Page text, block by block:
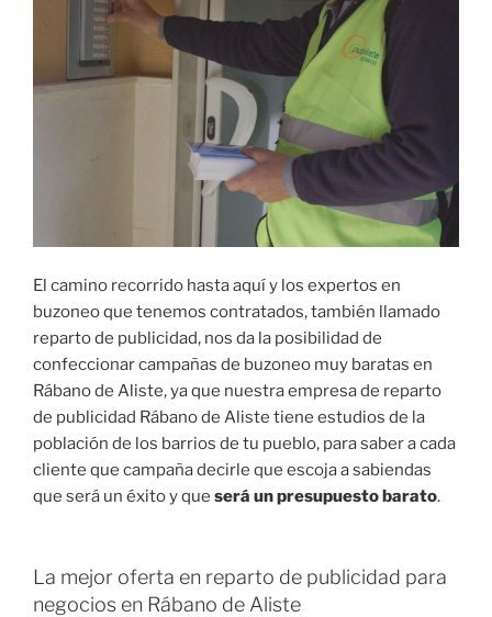
El camino recorrido hasta aquí y los expertos en
buzoneo que tenemos contratados, también llamado
reparto de publicidad, nos da la posibilidad de
confeccionar campañas de buzoneo muy baratas en
Rábano de Aliste, ya que nuestra empresa de reparto
de publicidad Rábano de Aliste tiene estudios de la
población de los barrios de tu pueblo, para saber a cada
cliente que campaña decirle que escoja a sabiendas
que será un éxito y que será un presupuesto barato.
La mejor oferta en reparto de publicidad para
negocios en Rábano de Aliste